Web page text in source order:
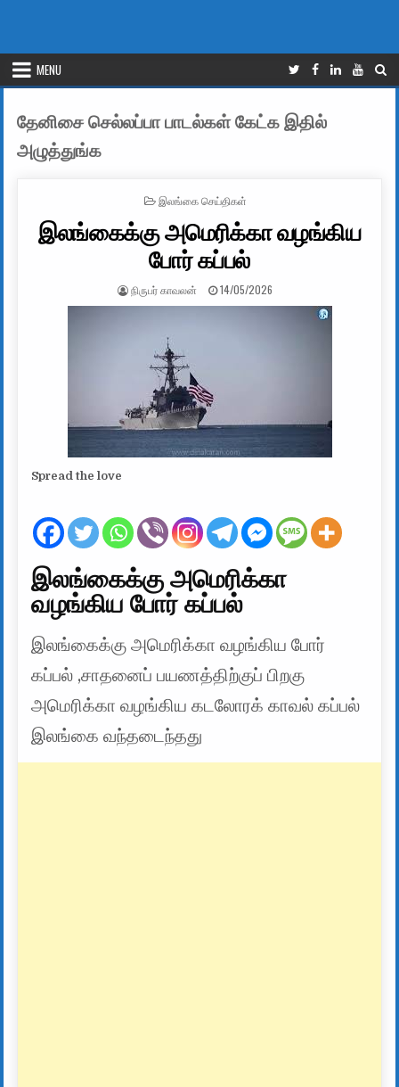
MENU
தேனிசை செல்லப்பா பாடல்கள் கேட்க இதில்
அழுத்துங்க
POSTED IN
இலங்கை செய்திகள்
இலங்கைக்கு அமெரிக்கா வழங்கிய
போர் கப்பல்
AUTHOR:
நிருபர் காவலன் PUBLISHED DATE:
14/05/2026
Spread the love
இலங்கைக்கு அமெரிக்கா
வழங்கிய போர் கப்பல்
இலங்கைக்கு அமெரிக்கா வழங்கிய போர்
கப்பல் ,சாதனைப் பயணத்திற்குப் பிறகு
அமெரிக்கா வழங்கிய கடலோரக் காவல் கப்பல்
இலங்கை வந்தடைந்தது